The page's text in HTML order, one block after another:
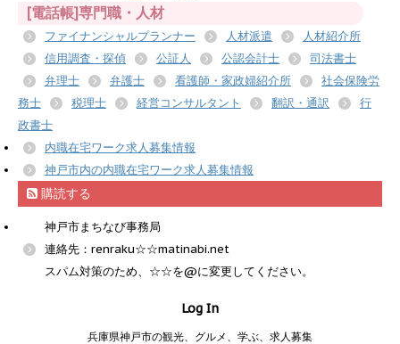
[電話帳]専門職・人材
ファイナンシャルプランナー 人材派遣
人材紹介所
信用調査・探偵
公証人 公認会計士
司法書士
弁理士
弁護士 看護師・家政婦紹介所
社会保険労
務士
税理士 経営コンサルタント 翻訳・通訳
行
政書士
内職在宅ワーク求人募集情報
神戸市内の内職在宅ワーク求人募集情報
購読する
神戸市まちなび事務局
連絡先：renraku☆☆matinabi.net
スパム対策のため、☆☆を@に変更してください。
Log In
兵庫県神戸市の観光、グルメ、学ぶ、求人募集